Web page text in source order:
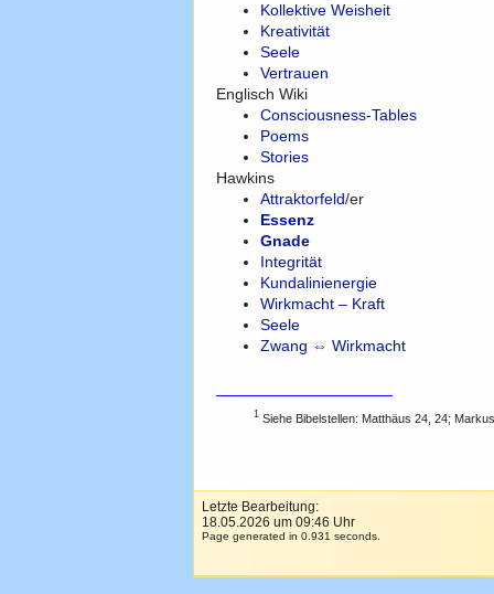
Kollektive Weisheit
Kreativität
Seele
Vertrauen
Englisch Wiki
Consciousness-Tables
Poems
Stories
Hawkins
Attraktorfeld/er
Essenz
Gnade
Integrität
Kundalinienergie
Wirkmacht – Kraft
Seele
Zwang ⇔ Wirkmacht
1Siehe Bibelstellen: Matthäus 24, 24;
Letzte Bearbeitung:
18.05.2026 um 09:46 Uhr
Page generated in 0.931 seconds.